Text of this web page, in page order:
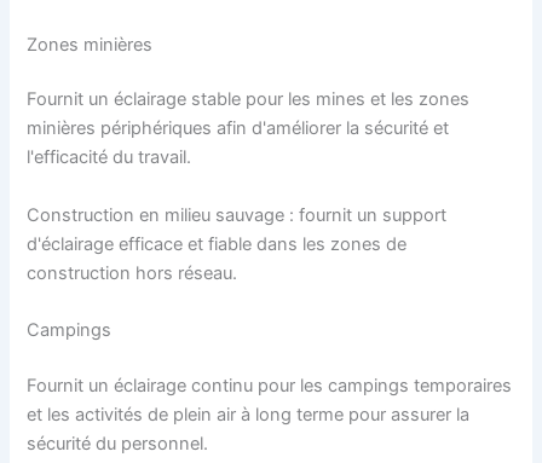
Zones minières
Fournit un éclairage stable pour les mines et les zones
minières périphériques afin d'améliorer la sécurité et
l'efficacité du travail.
Construction en milieu sauvage : fournit un support
d'éclairage efficace et fiable dans les zones de
construction hors réseau.
Campings
Fournit un éclairage continu pour les campings temporaires
et les activités de plein air à long terme pour assurer la
sécurité du personnel.